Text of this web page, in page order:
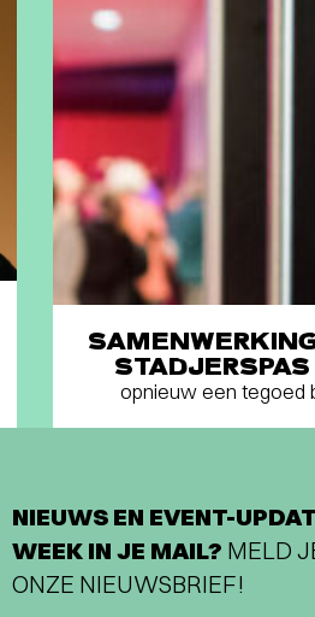
STADJERSPAS
opnieuw een tegoed
NIEUWS EN EVENT-
WEEK IN JE MAIL? MELD
ONZE NIEUWSBRIEF!